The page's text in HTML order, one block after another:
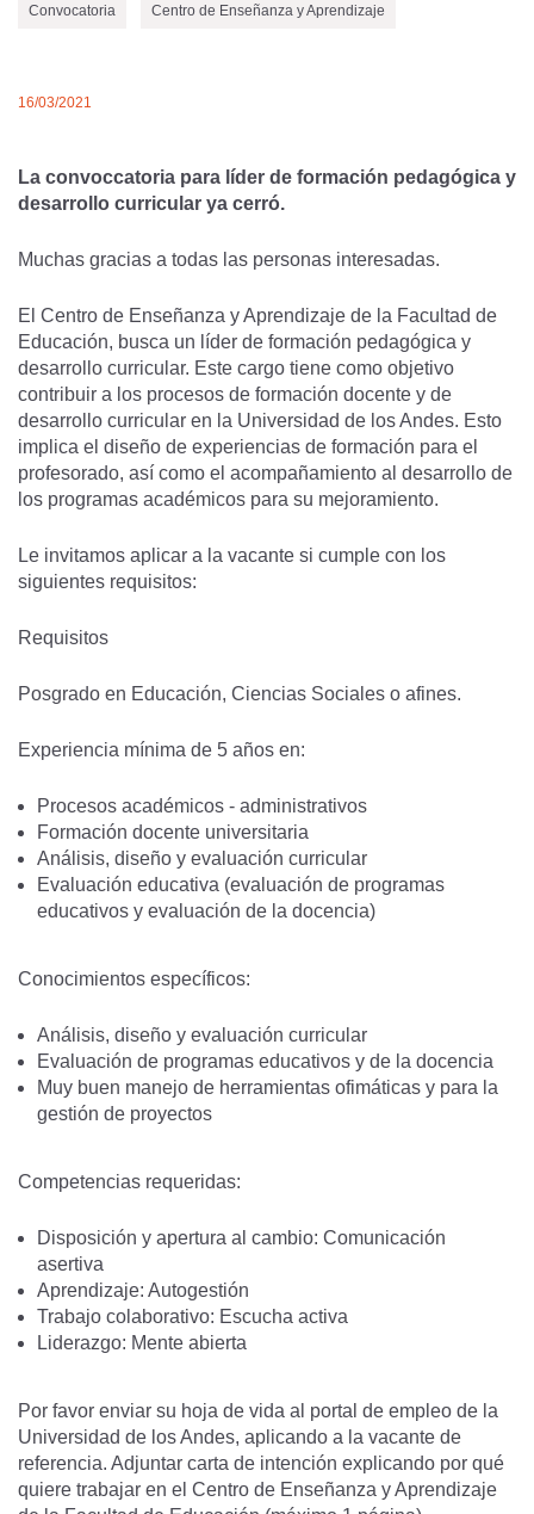
Convocatoria Centro de Enseñanza y Aprendizaje
16/03/2021
La convoccatoria para líder de formación pedagógica y
desarrollo curricular ya cerró.
Muchas gracias a todas las personas interesadas.
El Centro de Enseñanza y Aprendizaje de la Facultad de
Educación, busca un líder de formación pedagógica y
desarrollo curricular. Este cargo tiene como objetivo
contribuir a los procesos de formación docente y de
desarrollo curricular en la Universidad de los Andes. Esto
implica el diseño de experiencias de formación para el
profesorado, así como el acompañamiento al desarrollo de
los programas académicos para su mejoramiento.
Le invitamos aplicar a la vacante si cumple con los
siguientes requisitos:
Requisitos
Posgrado en Educación, Ciencias Sociales o afines.
Experiencia mínima de 5 años en:
Procesos académicos - administrativos
Formación docente universitaria
Análisis, diseño y evaluación curricular
Evaluación educativa (evaluación de programas
educativos y evaluación de la docencia)
Conocimientos específicos:
Análisis, diseño y evaluación curricular
Evaluación de programas educativos y de la docencia
Muy buen manejo de herramientas ofimáticas y para la
gestión de proyectos
Competencias requeridas:
Disposición y apertura al cambio: Comunicación
asertiva
Aprendizaje: Autogestión
Trabajo colaborativo: Escucha activa
Liderazgo: Mente abierta
Por favor enviar su hoja de vida al portal de empleo de la
Universidad de los Andes, aplicando a la vacante de
referencia. Adjuntar carta de intención explicando por qué
quiere trabajar en el Centro de Enseñanza y Aprendizaje